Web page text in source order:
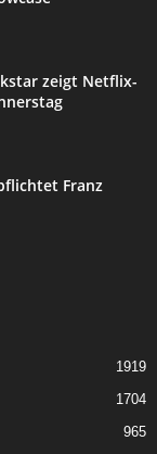
zeigt Netflix-
Franz
1919
1704
965